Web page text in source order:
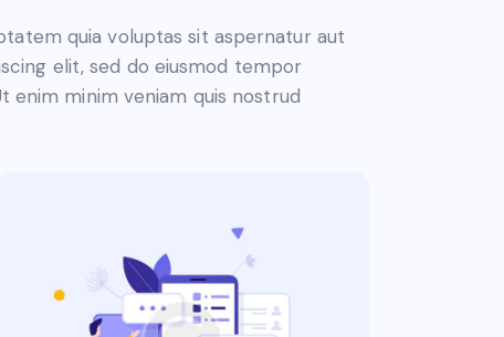
quia voluptas sit aspernatur aut
elit, sed do eiusmod tempor
enim minim veniam quis nostrud